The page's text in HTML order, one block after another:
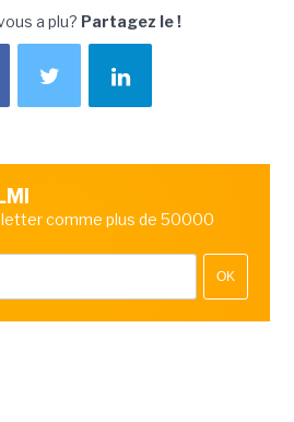
a plu? Partagez le !
comme plus de 50000
OK